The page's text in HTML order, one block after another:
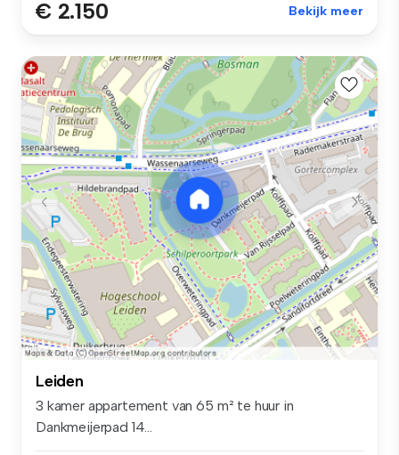
€ 2.150 Bekijk meer
Leiden
3 kamer appartement van 65 m² te huur in
Dankmeijerpad 14...